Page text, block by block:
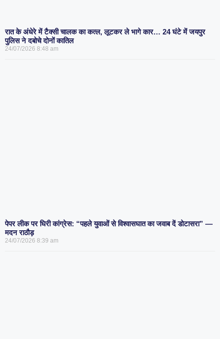
रात के अंधेरे में टैक्सी चालक का कत्ल, लूटकर ले भागे कार… 24 घंटे में जयपुर
पुलिस ने दबोचे दोनों कातिल
24/07/2026 8:48 am
पेपर लीक पर घिरी कांग्रेस: “पहले युवाओं से विश्वासघात का जवाब दें डोटासरा” —
मदन राठौड़
24/07/2026 8:39 am